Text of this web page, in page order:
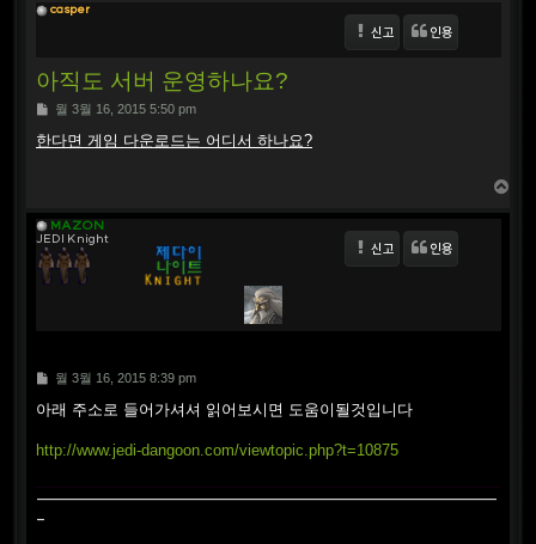
casper
아직도 서버 운영하나요?
신고 인용
P
s
월 3월 16, 2015 5:50 pm
한다면 게임 다운로드는 어디서 하나요?
MAZON
JEDI Knight
신고 인용
P
s
월 3월 16, 2015 8:39 pm
아래 주소로 들어가셔셔 읽어보시면 도움이될것입니다
http://www.jedi-dangoon.com/viewtopic.php?t=10875
----------------------------------------------------------------
-